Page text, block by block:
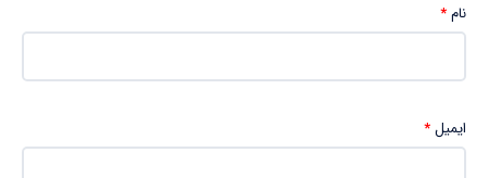
نام*
ایمیل*